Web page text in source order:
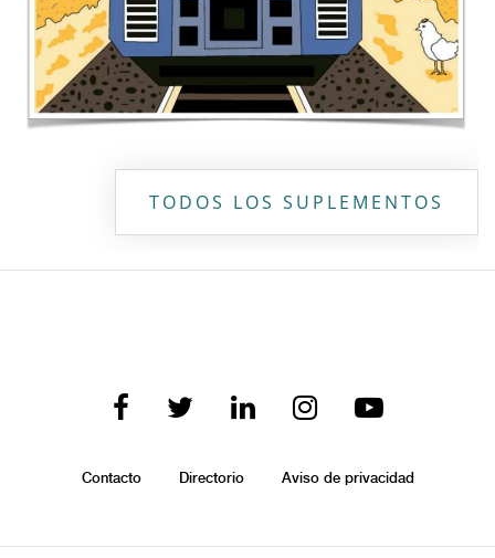
TODOS LOS SUPLEMENTOS
Contacto Directorio Aviso de privacidad